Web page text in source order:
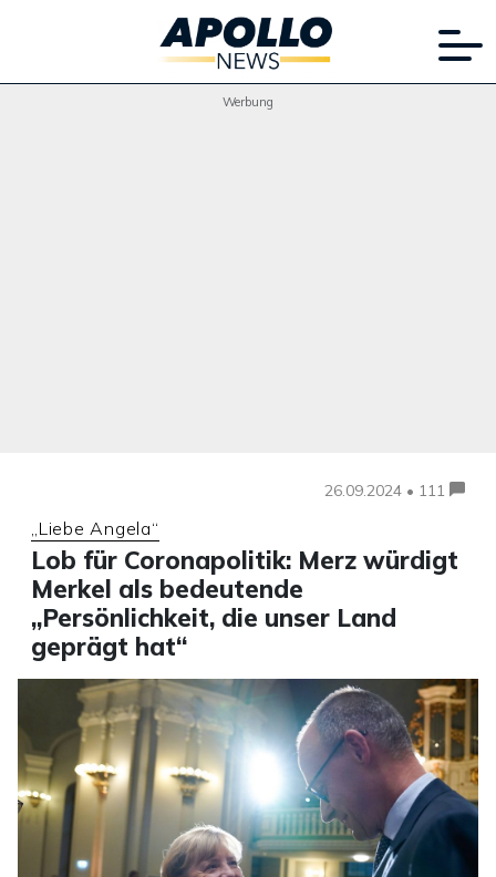
Werbung
26.09.2024 • 111
„Liebe Angela“
Lob für Coronapolitik: Merz würdigt
Merkel als bedeutende
„Persönlichkeit, die unser Land
geprägt hat“